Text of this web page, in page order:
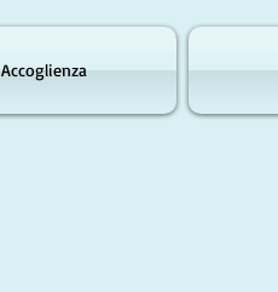
Accoglienza